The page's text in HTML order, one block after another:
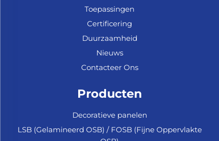
Toepassingen
Certificering
Duurzaamheid
Nieuws
Contacteer Ons
Producten
Decoratieve panelen
LSB (Gelamineerd OSB) / FOSB (Fijne Oppervlakte